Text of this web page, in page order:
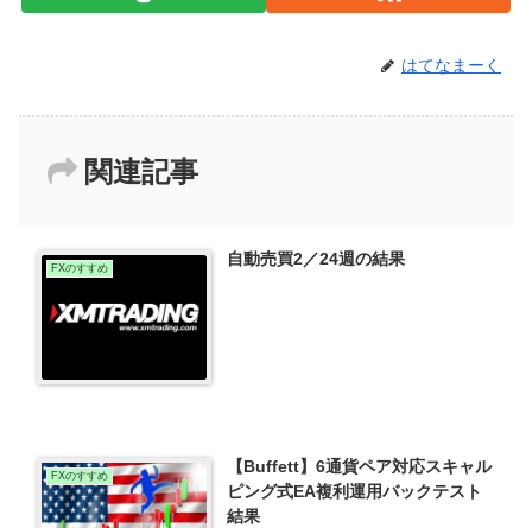
はてなまーく
関連記事
FXのすすめ 自動売買2／24週の結果
FXのすすめ
【Buffett】6通貨ペア対応スキャル
ピング式EA複利運用バックテスト
結果